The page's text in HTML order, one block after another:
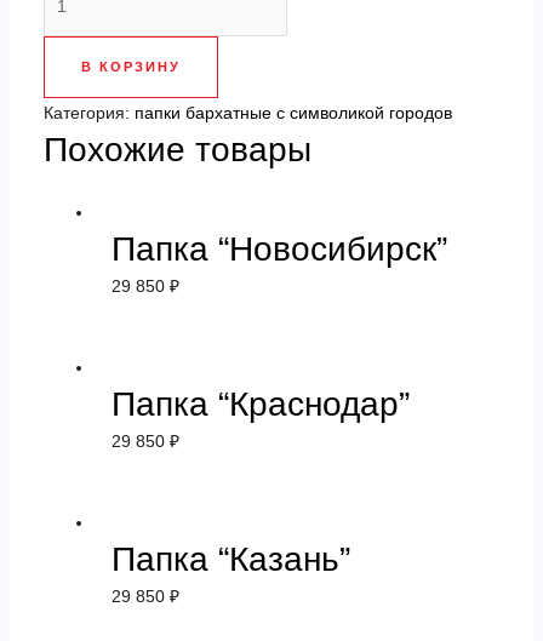
В КОРЗИНУ
Категория: папки бархатные с символикой городов
Похожие товары
Папка “Новосибирск”
29 850 ₽
Папка “Краснодар”
29 850 ₽
Папка “Казань”
29 850 ₽